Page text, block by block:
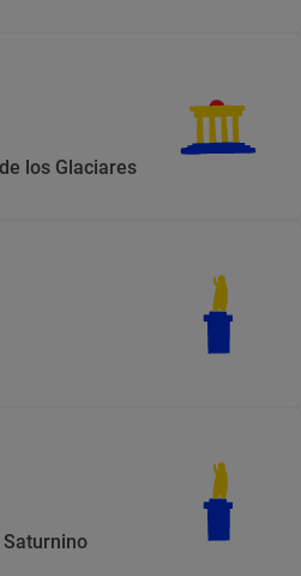
los Glaciares